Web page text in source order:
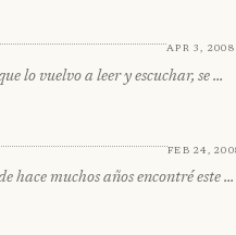
Apr 3,
lo vuelvo a leer y escuchar, se …
Feb 24,
hace muchos años encontré este …